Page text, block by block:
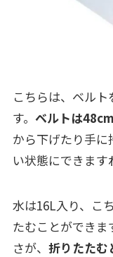
こちらは、ベル
す。 ベルトは
から下げたり手
い状態にできます
水は16L入り、こ
たむことができ
さが、 折りたたむ